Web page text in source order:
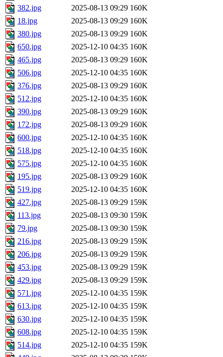
382.jpg
2025-08-13 09:29 160K
18.jpg
2025-08-13 09:29 160K
380.jpg
2025-08-13 09:29 160K
650.jpg
2025-12-10 04:35 160K
465.jpg
2025-08-13 09:29 160K
506.jpg
2025-12-10 04:35 160K
376.jpg
2025-08-13 09:29 160K
512.jpg
2025-12-10 04:35 160K
390.jpg
2025-08-13 09:29 160K
172.jpg
2025-08-13 09:29 160K
600.jpg
2025-12-10 04:35 160K
518.jpg
2025-12-10 04:35 160K
575.jpg
2025-12-10 04:35 160K
195.jpg
2025-08-13 09:29 160K
519.jpg
2025-12-10 04:35 160K
427.jpg
2025-08-13 09:29 159K
113.jpg
2025-08-13 09:30 159K
79.jpg
2025-08-13 09:30 159K
216.jpg
2025-08-13 09:29 159K
206.jpg
2025-08-13 09:29 159K
453.jpg
2025-08-13 09:29 159K
429.jpg
2025-08-13 09:29 159K
571.jpg
2025-12-10 04:35 159K
613.jpg
2025-12-10 04:35 159K
630.jpg
2025-12-10 04:35 159K
608.jpg
2025-12-10 04:35 159K
514.jpg
2025-12-10 04:35 159K